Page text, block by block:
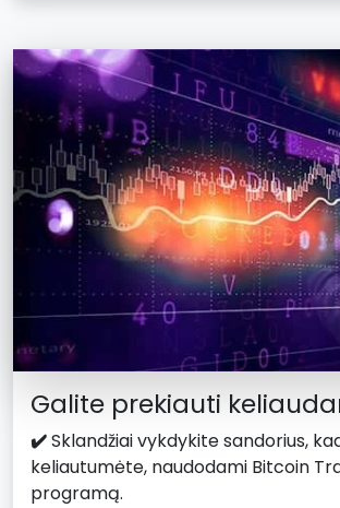
Galite prekiauti
✔️Sklandžiai vykdykite sandorius,
keliautumėte, naudodami Bitcoin
programą.